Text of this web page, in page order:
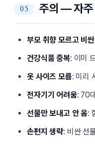
주의 — 자주
부모 취향 모르고 비
건강식품 중복: 이미
옷 사이즈 모름: 미리
전자기기 어려움: 70
선물만 보내고 안 옴:
손편지 생략: 비싼 선